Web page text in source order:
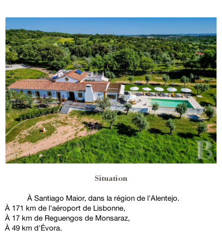
Situation
À Santiago Maior, dans la région de l'Alentejo.
À 171 km de l'aéroport de Lisbonne,
À 17 km de Reguengos de Monsaraz,
À 49 km d'Évora.